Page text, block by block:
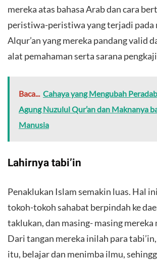
mereka atas bahasa Arab dan cara
peristiwa-peristiwa yang terjadi pada
Alqur’an yang mereka pandang valid
alat pemahaman serta sarana
Baca... Cahaya yang Mengubah
Agung Nuzulul Qur’an dan Maknanya
Manusia
Lahirnya tabi’in
Penaklukan Islam semakin luas. Hal
tokoh-tokoh sahabat berpindah ke
taklukan, dan masing- masing mereka
Dari tangan mereka inilah para
itu, belajar dan menimba ilmu,